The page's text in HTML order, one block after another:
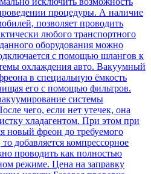
процедуры. А наличие
позволяет проводить
любого транспортного
оборудования можно
с помощью шлангов к
охлаждения авто. Вакуумный
в специальную ёмкость
его с помощью фильтров.
системы
чего, если нет утечек, она
хладагентом. При этом при
новый фреон до требуемого
добавляется компрессорное
проводить как полностью
режиме. Цена на заправку